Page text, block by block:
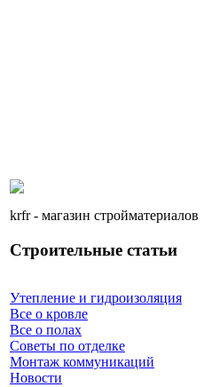
krfr - магазин стройматериалов
Строительные статьи
Утепление и гидроизоляция
Все о кровле
Все о полах
Советы по отделке
Монтаж коммуникаций
Новости